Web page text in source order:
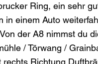
Ring, ein sehr
in einem Auto
der A8 nimmst du
/ Törwang /
Richtung